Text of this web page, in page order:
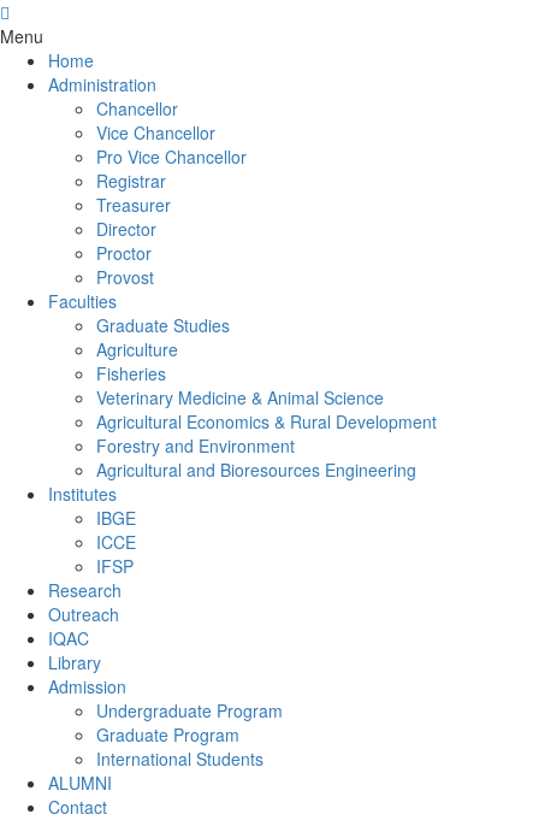
Menu
Home
Administration
Chancellor
Vice Chancellor
Pro Vice Chancellor
Registrar
Treasurer
Director
Proctor
Provost
Faculties
Graduate Studies
Agriculture
Fisheries
Veterinary Medicine & Animal Science
Agricultural Economics & Rural Development
Forestry and Environment
Agricultural and Bioresources Engineering
Institutes
IBGE
ICCE
IFSP
Research
Outreach
IQAC
Library
Admission
Undergraduate Program
Graduate Program
International Students
ALUMNI
Contact